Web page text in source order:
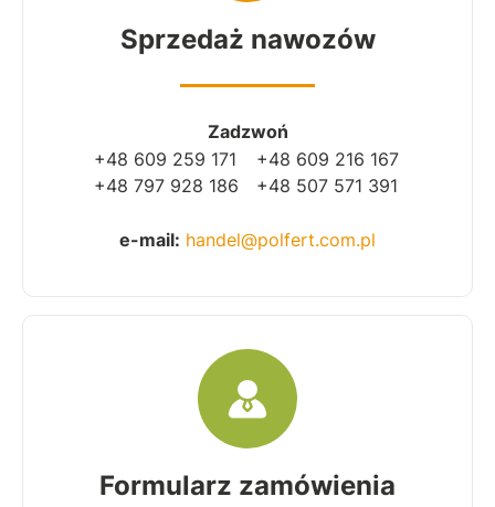
Sprzedaż nawozów
Zadzwoń
+48 609 259 171
+48 609 216 167
+48 797 928 186
+48 507 571 391
e-mail: handel@polfert.com.pl
Formularz zamówienia